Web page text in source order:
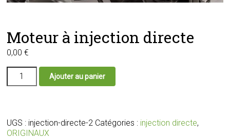
Moteur à injection directe
0,00€
quantité
directe
Ajouter au panier
UGS : injection-directe-2 Catégories : injection directe,
ORIGINAUX